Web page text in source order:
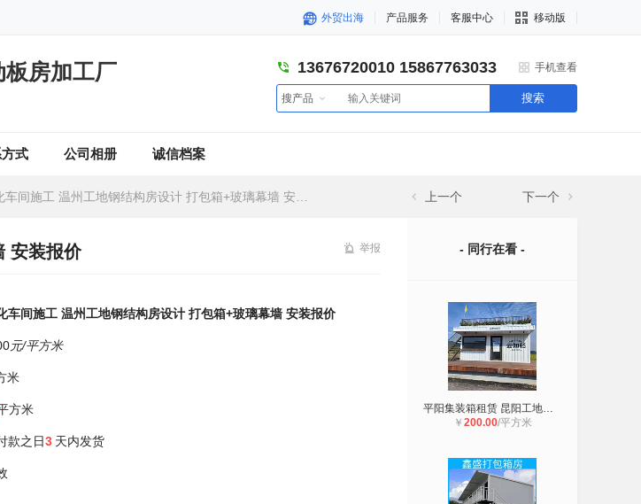
外贸出海 产品服务 客服中心 移动版
房加工厂 13676720010 15867763033 手机查看
搜产品 搜索
式 公司相册 诚信档案
间施工 温州工地钢结构房设计 打包箱+玻璃幕墙 安装报价 上一个 下一个
安装报价 举报
车间施工 温州工地钢结构房设计 打包箱+玻璃幕墙 安装报价
元/平方米
米
方米
款之日3 天内发货
- 同行在看 -
平阳集装箱租赁 昆阳工地快拼箱 岗亭
￥ 200.00/平方米